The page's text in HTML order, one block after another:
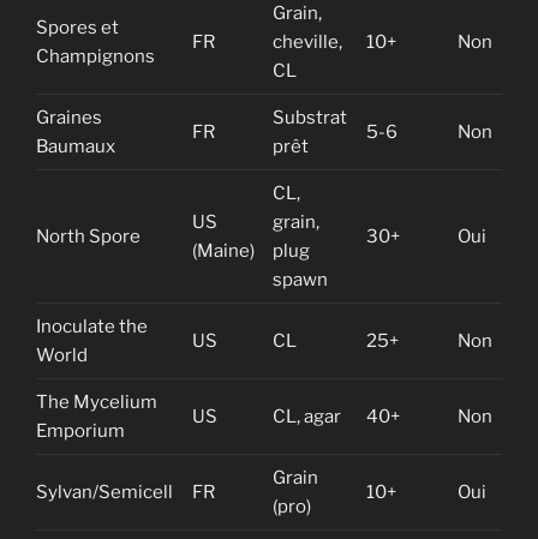
Spores et
Champignons
FR
Grain,
cheville,
CL
10+ Non
Graines
Baumaux
FR
Substrat
prêt
5-6 Non
North Spore
US
(Maine)
CL,
grain,
plug
spawn
30+ Oui
Inoculate the
World
US CL 25+ Non
The Mycelium
Emporium
US CL, agar 40+ Non
Sylvan/Semicell FR
Grain
(pro)
10+ Oui